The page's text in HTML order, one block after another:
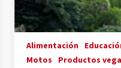
Alimentación
Motos
Productos